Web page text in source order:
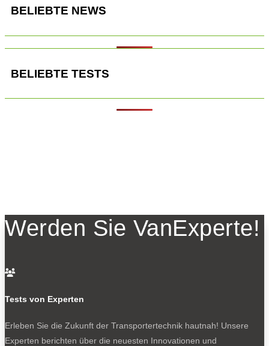
BELIEBTE NEWS
BELIEBTE TESTS
Werden Sie VanExperte!

Tests von Experten
Erleben Sie die Zukunft der Transportertechnik hautnah! Unsere
Experten berichten über die neuesten Innovationen und